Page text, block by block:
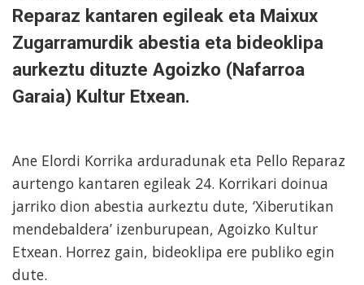
Reparaz kantaren egileak eta Maixux
Zugarramurdik abestia eta bideoklipa
aurkeztu dituzte Agoizko (Nafarroa
Garaia) Kultur Etxean.
Ane Elordi Korrika arduradunak eta Pello Reparaz
aurtengo kantaren egileak 24. Korrikari doinua
jarriko dion abestia aurkeztu dute, ‘Xiberutikan
mendebaldera’ izenburupean, Agoizko Kultur
Etxean. Horrez gain, bideoklipa ere publiko egin
dute.